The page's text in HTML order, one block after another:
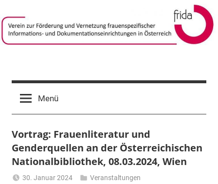
Inhalt
springen
frida-
verein
Förderung
frauenspezifischer
Informations-
in
Menü
Vortrag: Frauenliteratur und
Genderquellen an der Österreichischen
Nationalbibliothek, 08.03.2024, Wien
30. Januar 2024
Veranstaltungen